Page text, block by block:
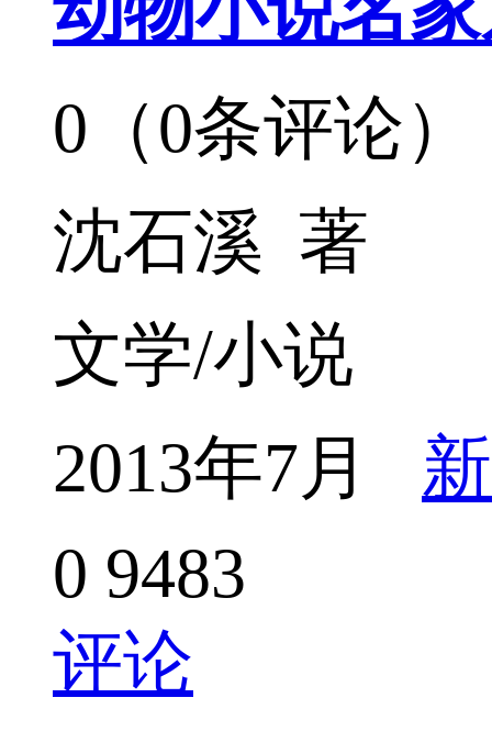
0（0条评论）
沈石溪 著
文学/小说
2013年7月
0 9483
评论